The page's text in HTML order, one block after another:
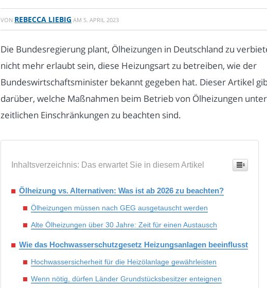
VON REBECCA LIEBIG AM 5. APRIL 2023
Die Bundesregierung plant, Ölheizungen in Deutschland zu
nicht mehr erlaubt sein, diese Heizungsart zu betreiben, wie der
Bundeswirtschaftsminister bekannt gegeben hat. Dieser Artikel
darüber, welche Maßnahmen beim Betrieb von Ölheizungen
zeitlichen Einschränkungen zu beachten sind.
Inhaltsverzeichnis: Das erwartet Sie in diesem Artikel
Ölheizung vs. Alternativen: Was ist ab 2026 zu beachten?
Ölheizungen müssen nach GEG ausgetauscht werden
Alte Ölheizungen über 30 Jahre: Zeit für einen Austausch
Wie das Hochwasserschutzgesetz Heizungsanlagen beeinflusst
Hochwassersicherheit für die Heizölanlage gewährleisten
Wenn nötig, dürfen Länder Grundstücksbesitzer enteignen